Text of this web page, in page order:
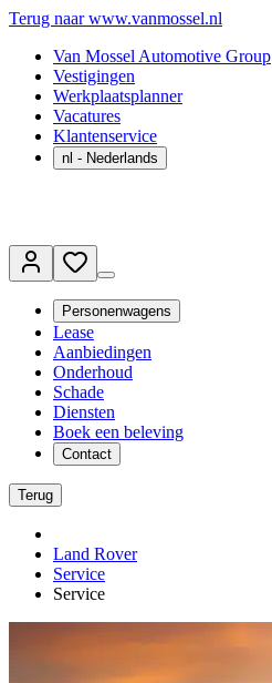
Terug naar www.vanmossel.nl
Van Mossel Automotive Group
Vestigingen
Werkplaatsplanner
Vacatures
Klantenservice
nl - Nederlands
Personenwagens
Lease
Aanbiedingen
Onderhoud
Schade
Diensten
Boek een beleving
Contact
Terug
Land Rover
Service
Service